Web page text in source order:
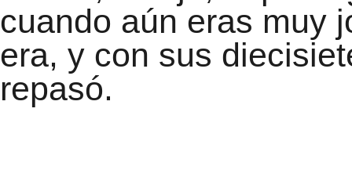
cuando aún eras muy
era, y con sus
repasó.